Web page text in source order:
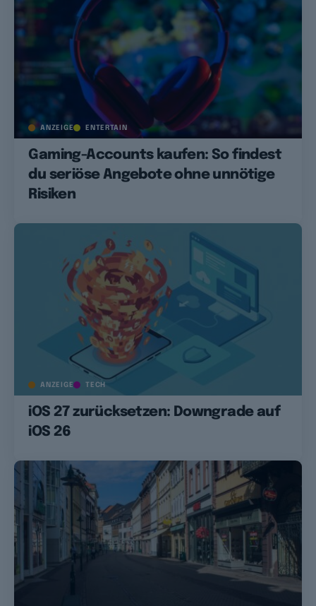
ANZEIGE ENTERTAIN
Gaming-Accounts kaufen: So findest
du seriöse Angebote ohne unnötige
Risiken
ANZEIGE TECH
iOS 27 zurücksetzen: Downgrade auf
iOS 26